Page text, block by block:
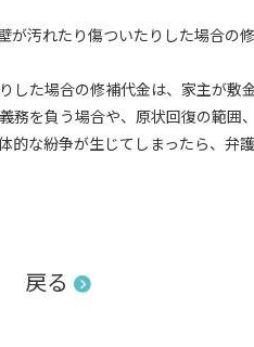
汚れたり傷ついたりした場合の
た場合の修補代金は、家主が敷
を負う場合や、原状回復の範囲
な紛争が生じてしまったら、弁
戻る